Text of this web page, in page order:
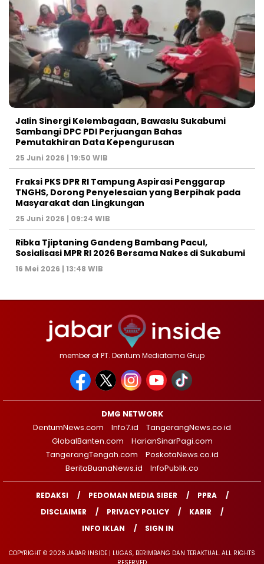
Jalin Sinergi Kelembagaan, Bawaslu Sukabumi
Sambangi DPC PDI Perjuangan Bahas
Pemutakhiran Data Kepengurusan
25 Juni 2026 | 19:50 WIB
‎Fraksi PKS DPR RI Tampung Aspirasi Penggarap
TNGHS, Dorong Penyelesaian yang Berpihak pada
Masyarakat dan Lingkungan‎
25 Juni 2026 | 09:24 WIB
Ribka Tjiptaning Gandeng Bambang Pacul,
Sosialisasi MPR RI 2026 Bersama Nakes di Sukabumi
16 Mei 2026 | 13:48 WIB
member of PT. Dentum Mediatama Grup
DMG NETWORK
DentumNews.com
Info7.id
TangerangNews.co.id
GlobalBanten.com
HarianSinarPagi.com
TangerangTengah.com
PoskotaNews.co.id
BeritaBuanaNews.id
InfoPublik.co
REDAKSI PEDOMAN MEDIA SIBER
PPRA
DISCLAIMER
PRIVACY POLICY
KARIR
INFO IKLAN
SIGN IN
COPYRIGHT © 2026 JABAR INSIDE | LUGAS, BERIMBANG DAN TERAKTUAL. ALL RIGHTS